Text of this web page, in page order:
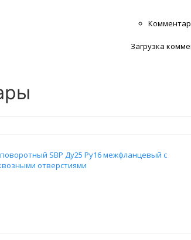
Загрузка
SBP Ду25 Ру16 межфланцевый с
отверстиями